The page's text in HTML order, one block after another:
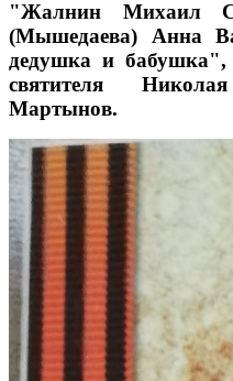
"Жалнин Михаил
(Мышедаева) Анна
дедушка и бабушка",
святителя
Мартынов.